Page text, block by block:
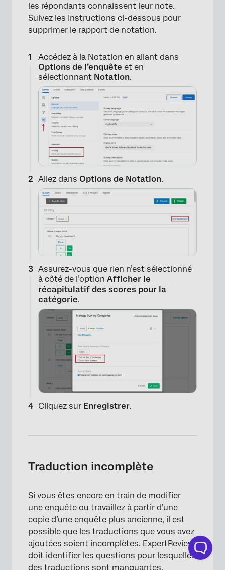
×
les répondants connaissent leur note.
Suivez les instructions ci-dessous pour
supprimer le rapport de notation.
Accédez à la Notation en allant dans
Options de l’enquête et en
sélectionnant Notation.
×
Allez dans Options de Notation.
Assurez-vous que rien n’est sélectionné
à côté de l’option Afficher le
récapitulatif des scores pour la
catégorie.
Cliquez sur Enregistrer.
Traduction incomplète
Si vous êtes encore en train de modifier
une enquête ou travaillez à partir d’une
copie d’une enquête plus ancienne, il est
possible que les traductions que vous avez
ajoutées soient incomplètes. ExpertReview
doit identifier les questions pour lesquelles
des traductions sont manquantes.